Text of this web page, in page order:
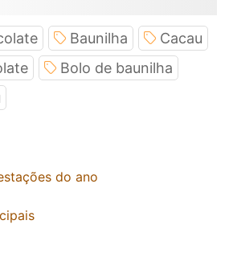
Baunilha
Cacau
Bolo de baunilha
do ano